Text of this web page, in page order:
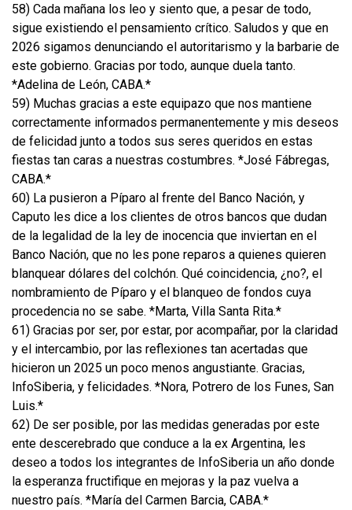
58) Cada mañana los leo y siento que, a pesar de todo,
sigue existiendo el pensamiento crítico. Saludos y que en
2026 sigamos denunciando el autoritarismo y la barbarie de
este gobierno. Gracias por todo, aunque duela tanto.
*Adelina de León, CABA.*
59) Muchas gracias a este equipazo que nos mantiene
correctamente informados permanentemente y mis deseos
de felicidad junto a todos sus seres queridos en estas
fiestas tan caras a nuestras costumbres. *José Fábregas,
CABA.*
60) La pusieron a Píparo al frente del Banco Nación, y
Caputo les dice a los clientes de otros bancos que dudan
de la legalidad de la ley de inocencia que inviertan en el
Banco Nación, que no les pone reparos a quienes quieren
blanquear dólares del colchón. Qué coincidencia, ¿no?, el
nombramiento de Píparo y el blanqueo de fondos cuya
procedencia no se sabe. *Marta, Villa Santa Rita.*
61) Gracias por ser, por estar, por acompañar, por la claridad
y el intercambio, por las reflexiones tan acertadas que
hicieron un 2025 un poco menos angustiante. Gracias,
InfoSiberia, y felicidades. *Nora, Potrero de los Funes, San
Luis.*
62) De ser posible, por las medidas generadas por este
ente descerebrado que conduce a la ex Argentina, les
deseo a todos los integrantes de InfoSiberia un año donde
la esperanza fructifique en mejoras y la paz vuelva a
nuestro país. *María del Carmen Barcia, CABA.*